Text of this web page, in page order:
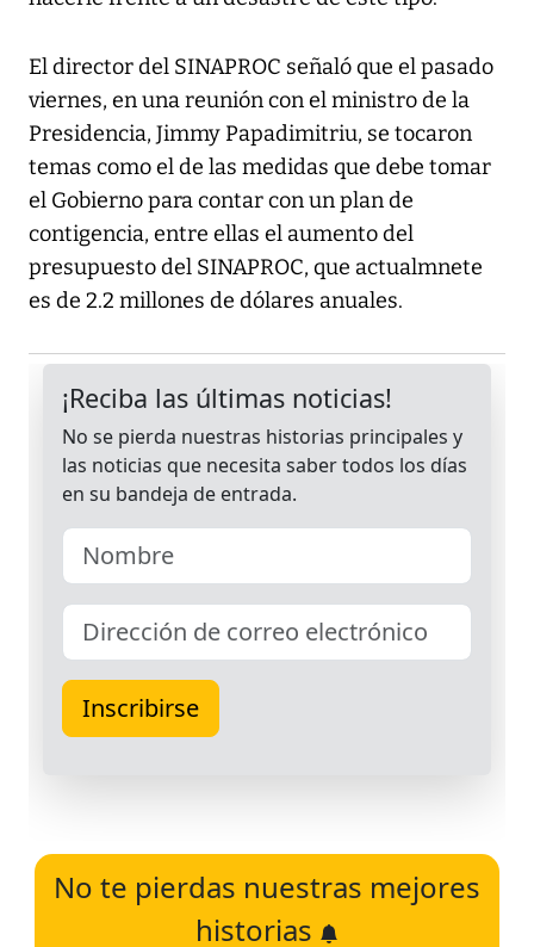
El director del SINAPROC señaló que el pasado
viernes, en una reunión con el ministro de la
Presidencia, Jimmy Papadimitriu, se tocaron
temas como el de las medidas que debe tomar
el Gobierno para contar con un plan de
contigencia, entre ellas el aumento del
presupuesto del SINAPROC, que actualmnete
es de 2.2 millones de dólares anuales.
No te pierdas nuestras mejores
historias